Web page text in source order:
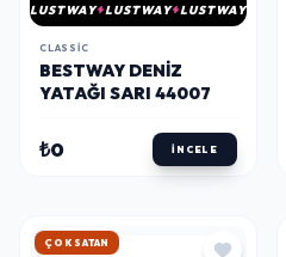
LUSTWAY LUSTWAY LUSTWAY
CLASSIC
BESTWAY DENIZ
YATAĞI SARI 44007
₺0 İNCELE
ÇOK SATAN